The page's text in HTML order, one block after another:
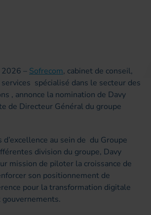
– Sofrecom, cabinet de conseil,
spécialisé dans le secteur des
, annonce la nomination de Davy
de Directeur Général du groupe
d’excellence au sein de du Groupe
division du groupe, Davy
mission de piloter la croissance de
son positionnement de
pour la transformation digitale